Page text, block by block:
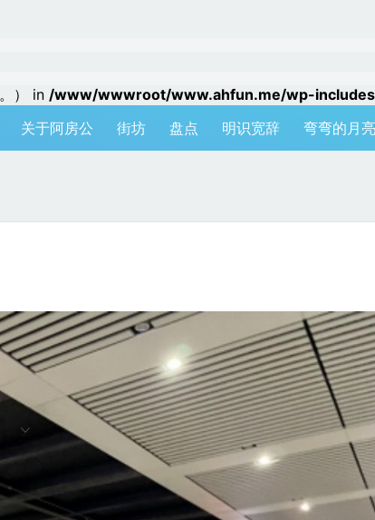
） in /www/wwwroot/www.ahfun.me/wp-
关于阿房公 街坊 盘点 明识宽辞 弯弯的月亮